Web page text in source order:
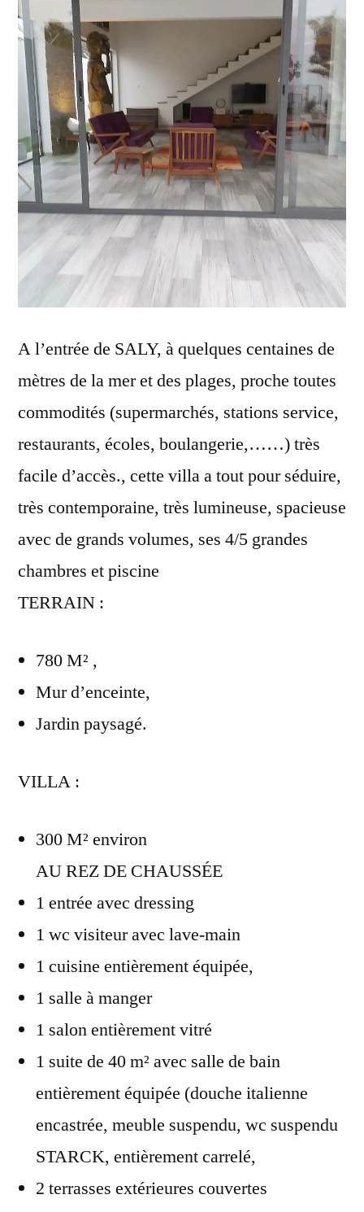
A l’entrée de SALY, à quelques centaines de
mètres de la mer et des plages, proche toutes
commodités (supermarchés, stations service,
restaurants, écoles, boulangerie,……) très
facile d’accès., cette villa a tout pour séduire,
très contemporaine, très lumineuse, spacieuse
avec de grands volumes, ses 4/5 grandes
chambres et piscine
TERRAIN :
780 M² ,
Mur d’enceinte,
Jardin paysagé.
VILLA :
300 M² environ
AU REZ DE CHAUSSÉE
1 entrée avec dressing
1 wc visiteur avec lave-main
1 cuisine entièrement équipée,
1 salle à manger
1 salon entièrement vitré
1 suite de 40 m² avec salle de bain
entièrement équipée (douche italienne
encastrée, meuble suspendu, wc suspendu
STARCK, entièrement carrelé,
2 terrasses extérieures couvertes